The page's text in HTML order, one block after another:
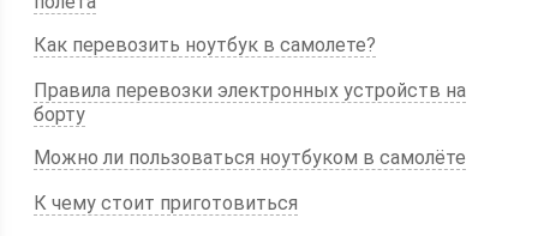
Как перевозить ноутбук в самолете?
Правила перевозки электронных устройств на
борту
Можно ли пользоваться ноутбуком в самолёте
К чему стоит приготовиться